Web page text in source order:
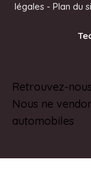
légales- Plan du
Retrouvez-
Nous ne
automobiles